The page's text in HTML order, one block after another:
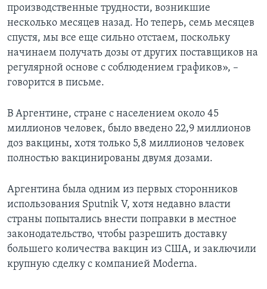
производственные трудности, возникшие
несколько месяцев назад. Но теперь, семь месяцев
спустя, мы все еще сильно отстаем, поскольку
начинаем получать дозы от других поставщиков на
регулярной основе с соблюдением графиков», –
говорится в письме.
В Аргентине, стране с населением около 45
миллионов человек, было введено 22,9 миллионов
доз вакцины, хотя только 5,8 миллионов человек
полностью вакцинированы двумя дозами.
Аргентина была одним из первых сторонников
использования Sputnik V, хотя недавно власти
страны попытались внести поправки в местное
законодательство, чтобы разрешить доставку
большего количества вакцин из США, и заключили
крупную сделку с компанией Moderna.